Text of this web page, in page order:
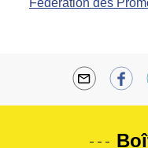
Fédération des